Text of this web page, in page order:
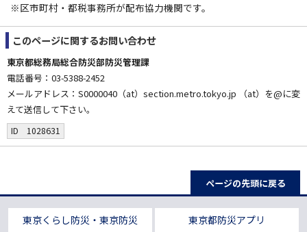
※区市町村・都税事務所が配布協力機関です。
このページに関するお問い合わせ
東京都総務局総合防災部防災管理課
電話番号：03-5388-2452
メールアドレス：S0000040（at）section.metro.tokyo.jp （at）を@に変
えて送信して下さい。
ID 1028631
ページの先頭に戻る
東京くらし防災・東京防災 東京都防災アプリ